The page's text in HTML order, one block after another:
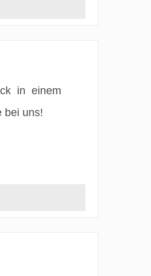
in einem
bei uns!